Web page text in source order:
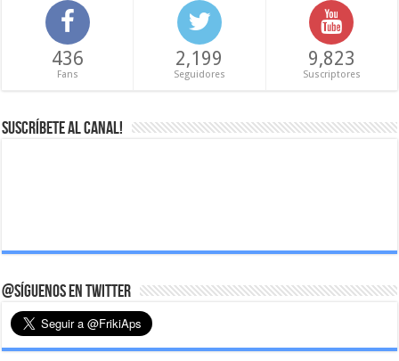
436
Fans
2,199
Seguidores
9,823
Suscriptores
Suscríbete al canal!
@Síguenos en Twitter